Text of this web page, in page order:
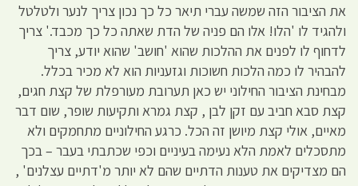
את הציבור הזה שמשה עברי תיאר כל כך נכון צריך לנער ולטלטל
ולהגיד לו 'הלו! אלו הם פניה של הדת שאתה כל כך מכבד.' צריך
לדחוף לו לפנים את ההלכות שהוא 'חושב' שהוא יודע, צריך
להבהיר לו כמה הלכות חשוכות וגזעניות הוא לא מכיר בכלל.
מבחינת הציבור החילוני יש כאן תערובת מעורפלת של קצת חגים,
קצת סבא חביב עם זקן לבן , קצת גמרא ותקיעות שופר, שום דבר
מאיים, אולי קצת מיושן זה הכל. כרגע החילוניים מתחמקים ולא
מתסכלים לאמת הלא נעימה בעיניים וכפי שכתבתי בעבר – בכך
הם מצדיקים את טענות הדתיים שהם לא יותר מ'דתיים עצלנים' ,